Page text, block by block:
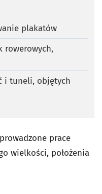
plakatów
rowerowych,
i tuneli, objętych
prace
wielkości, położenia